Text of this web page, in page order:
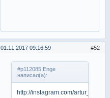
52
01.11.2017 09:16:59
#p112085,Enge
написал(а):
http://instagram.com/artur_gach